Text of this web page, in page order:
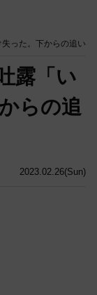
った。下からの追い
2023.02.26(Sun)
露「い
らの追